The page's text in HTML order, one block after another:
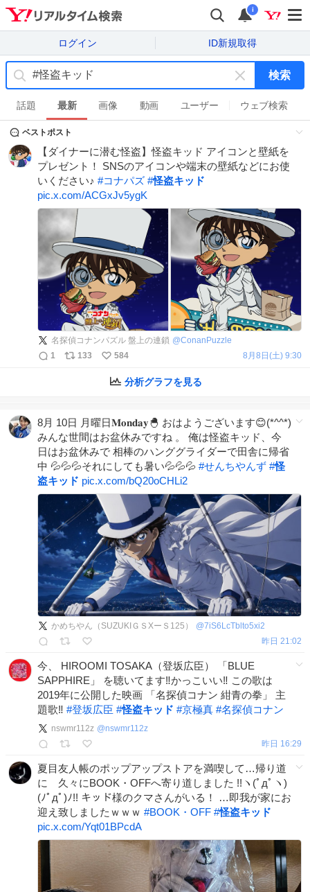
i
ログイン ID新規取得
キ
ー
ワ
ド
を
検索
話題 最新 画像 動画 ユーザー ウェブ検索
ベストポスト
【ダイナーに潜む怪盗】怪盗キッド アイコンと壁紙を
プレゼント！ SNSのアイコンや端末の壁紙などにお使
いください♪ #コナパズ #怪盗キッド
pic.x.com/ACGxJv5ygK
名探偵コナンパズル 盤上の連鎖 @ConanPuzzle
1
133 584 8月8日(土) 9:30
分析グラフを見る
8月 10日 月曜日𝐌𝐨𝐧𝐝𝐚𝐲🐣 おはようございます😊(*^^*)
みんな世間はお盆休みですね 。 俺は怪盗キッド、今
日はお盆休みで 相棒のハンググライダーで田舎に帰省
中 💦💦💦それにしても暑い💦💦💦 #せんちやんず #怪
盗キッド pic.x.com/bQ20oCHLi2
かめちやん（SUZUKIＧＳXーＳ125） @7iS6LcTblto5xi2
昨日 21:02
今、 HIROOMI TOSAKA（登坂広臣） 「BLUE
SAPPHIRE」 を聴いてます‼️かっこいい‼️ この歌は
2019年に公開した映画 「名探偵コナン 紺青の拳」 主
題歌‼️ #登坂広臣 #怪盗キッド #京極真 #名探偵コナン
nswmr112z @nswmr112z
昨日 16:29
夏目友人帳のポップアップストアを満喫して…帰り道
に 久々にBOOK・OFFへ寄り道しました !!ヽ(ﾟдﾟヽ)
(ﾉﾟдﾟ)ﾉ!! キッド様のクマさんがいる！ …即我が家にお
迎え致しましたｗｗｗ #BOOK・OFF #怪盗キッド
pic.x.com/Yqt01BPcdA